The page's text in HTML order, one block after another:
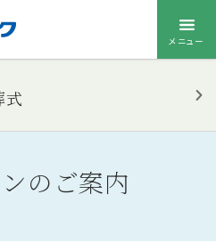
メニュー
式
のご案内